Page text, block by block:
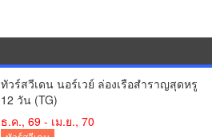
ทัวร์สวีเดน นอร์เวย์ ล่องเรือสำราญสุดหรู
12 วัน (TG)
ธ.ค., 69 - เม.ย., 70